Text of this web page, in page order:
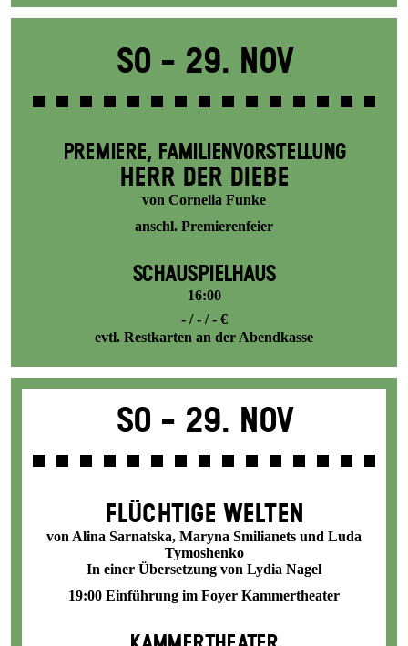
So - 29. Nov
PREMIERE, FAMILIENVORSTELLUNG
HERR DER DIEBE
von Cornelia Funke
anschl. Premierenfeier
SCHAUSPIELHAUS
16:00
- / - / - €
evtl. Restkarten an der Abendkasse
So - 29. Nov
FLÜCHTIGE WELTEN
von Alina Sarnatska, Maryna Smilianets und Luda
Tymoshenko
In einer Übersetzung von Lydia Nagel
19:00 Einführung im Foyer Kammertheater